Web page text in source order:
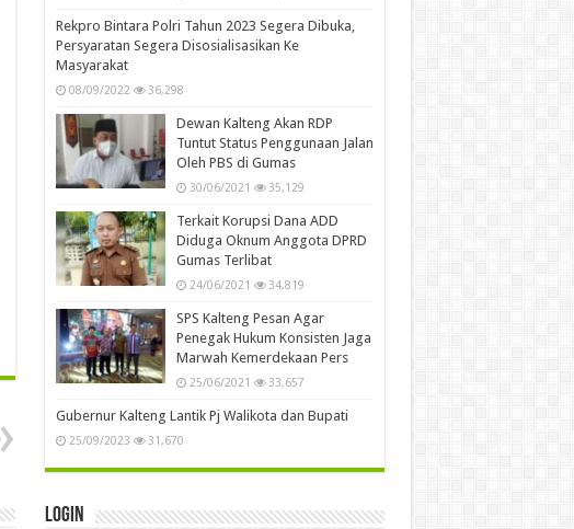
Rekpro Bintara Polri Tahun 2023 Segera Dibuka,
Persyaratan Segera Disosialisasikan Ke
Masyarakat
08/09/2022 36,298
Dewan Kalteng Akan RDP
Tuntut Status Penggunaan Jalan
Oleh PBS di Gumas
30/06/2021 35,129
Terkait Korupsi Dana ADD
Diduga Oknum Anggota DPRD
Gumas Terlibat
24/06/2021 34,819
SPS Kalteng Pesan Agar
Penegak Hukum Konsisten Jaga
Marwah Kemerdekaan Pers
25/06/2021 33,657
Gubernur Kalteng Lantik Pj Walikota dan Bupati
25/09/2023 31,670
Login